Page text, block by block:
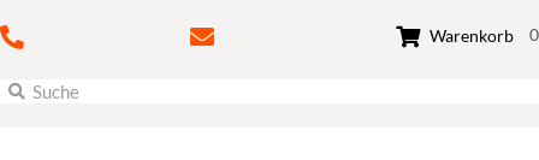
Warenkorb 0